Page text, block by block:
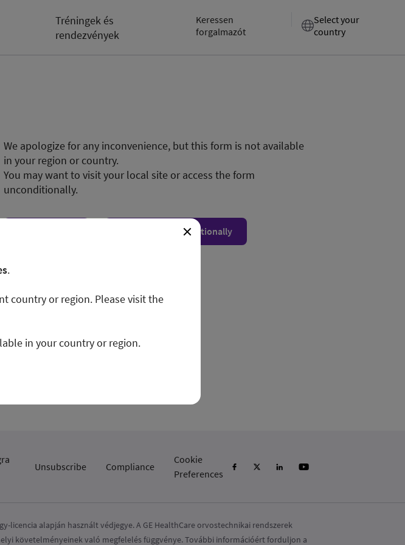
Tréningek és
rendezvények
Keressen
forgalmazót
Select your
country
We apologize for any inconvenience, but this form is not available
in your region or country.
You may want to visit your local site or access the form
unconditionally.
Show form unconditionally
Unsubscribe Compliance
Cookie
Preferences
licencia alapján használt védjegye. A GE HealthCare orvostechnikai rendszerek
követelményeinek való megfelelés függvénye. További információért forduljon a
.
country or region. Please visit the
in your country or region.